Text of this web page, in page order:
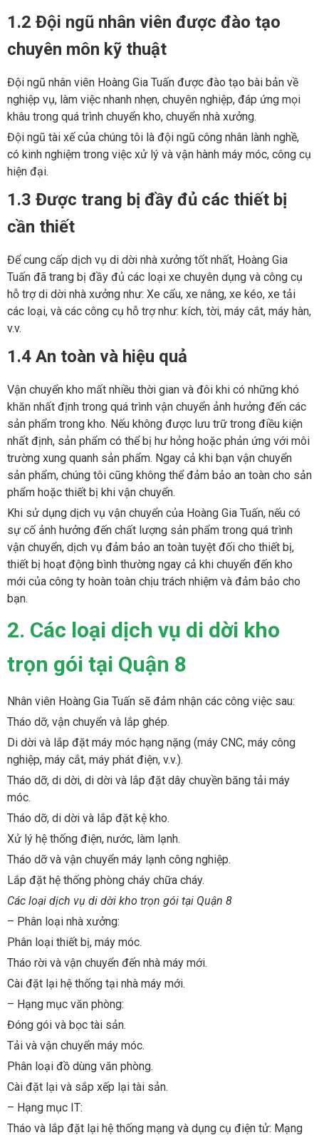
1.2 Đội ngũ nhân viên được đào tạo
chuyên môn kỹ thuật
Đội ngũ nhân viên Hoàng Gia Tuấn được đào tạo bài bản về
nghiệp vụ, làm việc nhanh nhẹn, chuyên nghiệp, đáp ứng mọi
khâu trong quá trình chuyển kho, chuyển nhà xưởng.
Đội ngũ tài xế của chúng tôi là đội ngũ công nhân lành nghề,
có kinh nghiệm trong việc xử lý và vận hành máy móc, công cụ
hiện đại.
1.3 Được trang bị đầy đủ các thiết bị
cần thiết
Để cung cấp dịch vụ di dời nhà xưởng tốt nhất, Hoàng Gia
Tuấn đã trang bị đầy đủ các loại xe chuyên dụng và công cụ
hỗ trợ di dời nhà xưởng như: Xe cẩu, xe nâng, xe kéo, xe tải
các loại, và các công cụ hỗ trợ như: kích, tời, máy cắt, máy hàn,
v.v.
1.4 An toàn và hiệu quả
Vận chuyển kho mất nhiều thời gian và đôi khi có những khó
khăn nhất định trong quá trình vận chuyển ảnh hưởng đến các
sản phẩm trong kho. Nếu không được lưu trữ trong điều kiện
nhất định, sản phẩm có thể bị hư hỏng hoặc phản ứng với môi
trường xung quanh sản phẩm. Ngay cả khi bạn vận chuyển
sản phẩm, chúng tôi cũng không thể đảm bảo an toàn cho sản
phẩm hoặc thiết bị khi vận chuyển.
Khi sử dụng dịch vụ vận chuyển của Hoàng Gia Tuấn, nếu có
sự cố ảnh hưởng đến chất lượng sản phẩm trong quá trình
vận chuyển, dịch vụ đảm bảo an toàn tuyệt đối cho thiết bị,
thiết bị hoạt động bình thường ngay cả khi chuyển đến kho
mới của công ty hoàn toàn chịu trách nhiệm và đảm bảo cho
bạn.
2. Các loại dịch vụ di dời kho
trọn gói tại Quận 8
Nhân viên Hoàng Gia Tuấn sẽ đảm nhận các công việc sau:
Tháo dỡ, vận chuyển và lắp ghép.
Di dời và lắp đặt máy móc hạng nặng (máy CNC, máy công
nghiệp, máy cắt, máy phát điện, v.v.).
Tháo dỡ, di dời, di dời và lắp đặt dây chuyền băng tải máy
móc.
Tháo dỡ, di dời và lắp đặt kệ kho.
Xử lý hệ thống điện, nước, làm lạnh.
Tháo dỡ và vận chuyển máy lạnh công nghiệp.
Lắp đặt hệ thống phòng cháy chữa cháy.
Các loại dịch vụ di dời kho trọn gói tại Quận 8
– Phân loại nhà xưởng:
Phân loại thiết bị, máy móc.
Tháo rời và vận chuyển đến nhà máy mới.
Cài đặt lại hệ thống tại nhà máy mới.
– Hạng mục văn phòng:
Đóng gói và bọc tài sản.
Tải và vận chuyển máy móc.
Phân loại đồ dùng văn phòng.
Cài đặt lại và sắp xếp lại tài sản.
– Hạng mục IT:
Tháo và lắp đặt lại hệ thống mạng và dụng cụ điện tử: Mạng